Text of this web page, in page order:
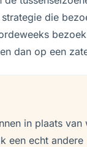
die
dan op een
in plaats
een echt